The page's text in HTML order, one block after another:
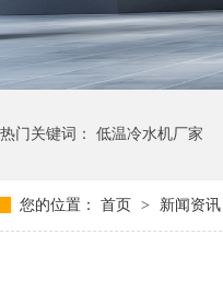
热门关键词： 低温冷水机厂家
您的位置： 首页 > 新闻资讯